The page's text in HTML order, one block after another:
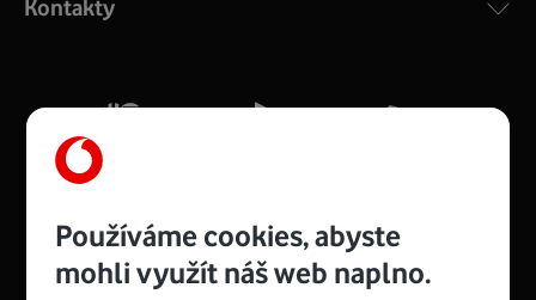
silný signál pro celou domácnost. Kompaktní rozměry 21
Více o COMPAL CH7465VF
Kontakty
Používáme cookies, abyste
mohli využít náš web naplno.